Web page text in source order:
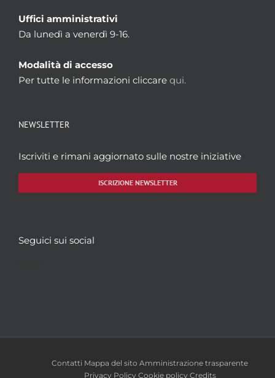
Uffici amministrativi
Da lunedì a venerdì 9-16.
Modalità di accesso
Per tutte le informazioni cliccare qui.
NEWSLETTER
Iscriviti e rimani aggiornato sulle nostre iniziative
ISCRIZIONE NEWSLETTER
Seguici sui social
Contatti Mappa del sito Amministrazione trasparente
Privacy Policy Cookie policy Credits